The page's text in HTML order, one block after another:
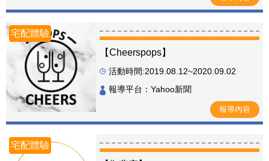
宅配體驗
【Cheerspops】
活動時間:2019.08.12~2020.09.02
報導平台：Yahoo新聞
報導內容
宅配體驗